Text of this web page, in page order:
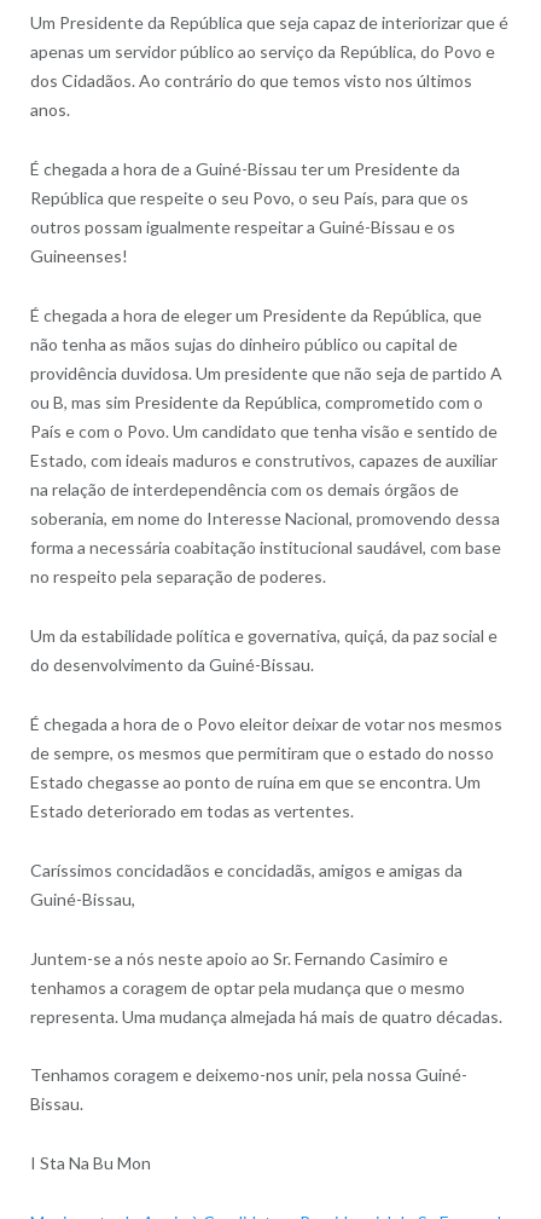
Um Presidente da República que seja capaz de interiorizar que é
apenas um servidor público ao serviço da República, do Povo e
dos Cidadãos. Ao contrário do que temos visto nos últimos
anos.
É chegada a hora de a Guiné-Bissau ter um Presidente da
República que respeite o seu Povo, o seu País, para que os
outros possam igualmente respeitar a Guiné-Bissau e os
Guineenses!
É chegada a hora de eleger um Presidente da República, que
não tenha as mãos sujas do dinheiro público ou capital de
providência duvidosa. Um presidente que não seja de partido A
ou B, mas sim Presidente da República, comprometido com o
País e com o Povo. Um candidato que tenha visão e sentido de
Estado, com ideais maduros e construtivos, capazes de auxiliar
na relação de interdependência com os demais órgãos de
soberania, em nome do Interesse Nacional, promovendo dessa
forma a necessária coabitação institucional saudável, com base
no respeito pela separação de poderes.
Um da estabilidade política e governativa, quiçá, da paz social e
do desenvolvimento da Guiné-Bissau.
É chegada a hora de o Povo eleitor deixar de votar nos mesmos
de sempre, os mesmos que permitiram que o estado do nosso
Estado chegasse ao ponto de ruína em que se encontra. Um
Estado deteriorado em todas as vertentes.
Caríssimos concidadãos e concidadãs, amigos e amigas da
Guiné-Bissau,
Juntem-se a nós neste apoio ao Sr. Fernando Casimiro e
tenhamos a coragem de optar pela mudança que o mesmo
representa. Uma mudança almejada há mais de quatro décadas.
Tenhamos coragem e deixemo-nos unir, pela nossa Guiné-
Bissau.
I Sta Na Bu Mon